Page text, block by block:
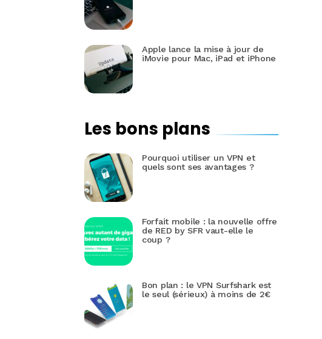
Apple lance la mise à jour de
iMovie pour Mac, iPad et iPhone
Les bons plans
Pourquoi utiliser un VPN et
quels sont ses avantages ?
Forfait mobile : la nouvelle offre
de RED by SFR vaut-elle le
coup ?
Bon plan : le VPN Surfshark est
le seul (sérieux) à moins de 2€